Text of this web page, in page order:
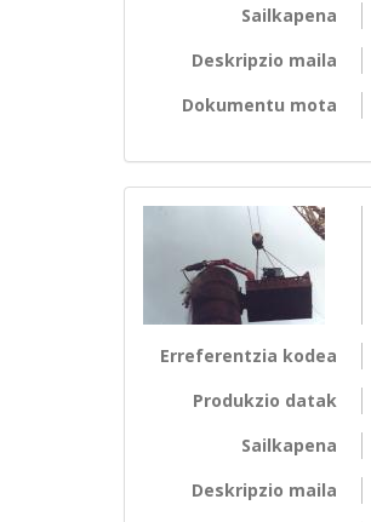
Sailkapena
Deskripzio maila
Dokumentu mota
Erreferentzia kodea
Produkzio datak
Sailkapena
Deskripzio maila